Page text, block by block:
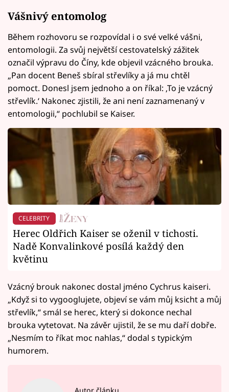
Vášnivý entomolog
Během rozhovoru se rozpovídal i o své velké vášni,
entomologii. Za svůj největší cestovatelský zážitek
označil výpravu do Číny, kde objevil vzácného brouka.
„Pan docent Beneš sbíral střevlíky a já mu chtěl
pomoct. Donesl jsem jednoho a on říkal: ‚To je vzácný
střevlík.‘ Nakonec zjistili, že ani není zaznamenaný v
entomologii,“ pochlubil se Kaiser.
CELEBRITY
Herec Oldřich Kaiser se oženil v tichosti.
Nadě Konvalinkové posílá každý den
květinu
Vzácný brouk nakonec dostal jméno Cychrus kaiseri.
„Když si to vygooglujete, objeví se vám můj ksicht a můj
střevlík,“ smál se herec, který si dokonce nechal
brouka vytetovat. Na závěr ujistil, že se mu daří dobře.
„Nesmím to říkat moc nahlas,“ dodal s typickým
humorem.
Autor článku